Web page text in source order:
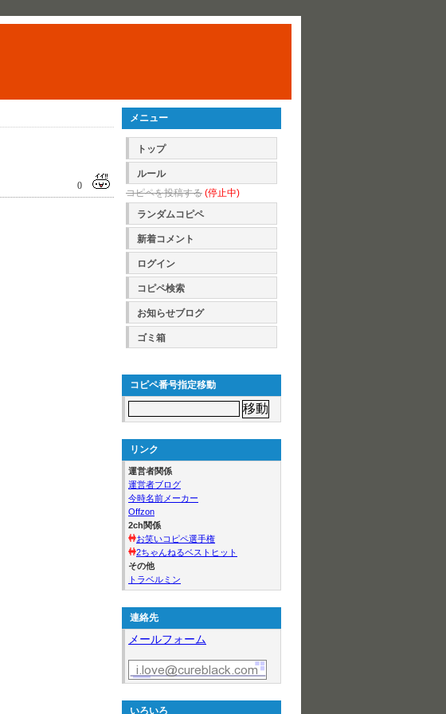
0
メニュー
トップ
ルール
コピペを投稿する (停止中)
ランダムコピペ
新着コメント
ログイン
コピペ検索
お知らせブログ
ゴミ箱
コピペ番号指定移動
リンク
運営者関係
運営者ブログ
今時名前メーカー
Offzon
2ch関係
お笑いコピペ選手権
2ちゃんねるベストヒット
その他
トラベルミン
連絡先
メールフォーム
いろいろ